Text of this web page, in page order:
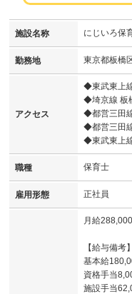
施設名称 にじいろ保
勤務地 東京都板橋
アクセス
◆東武東上
◆埼京線 板
◆都営三田
◆都営三田
◆東武東上
職種 保育士
雇用形態 正社員
月給
【給与備考】
基本給
資格手当
施設手当